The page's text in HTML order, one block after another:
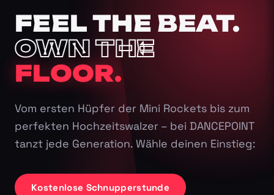
FEEL THE BEAT.
OWN THE
FLOOR.
Vom ersten Hüpfer der Mini Rockets bis zum
perfekten Hochzeitswalzer – bei DANCEPOINT
tanzt jede Generation. Wähle deinen Einstieg:
Kostenlose Schnupperstunde